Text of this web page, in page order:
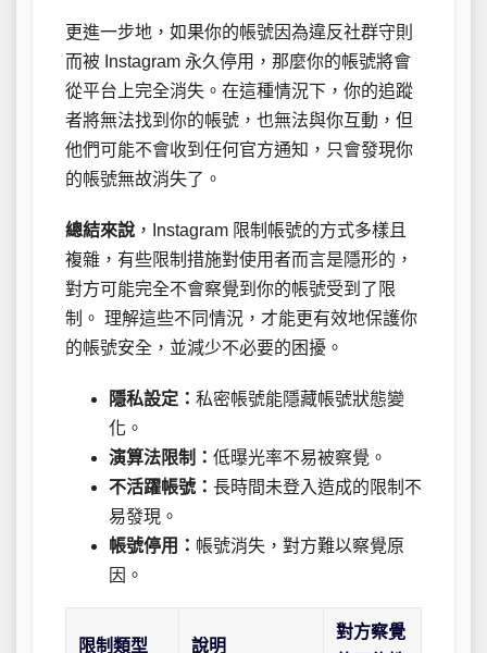
更進一步地，如果你的帳號因為違反社群守則
而被 Instagram 永久停用，那麼你的帳號將會
從平台上完全消失。在這種情況下，你的追蹤
者將無法找到你的帳號，也無法與你互動，但
他們可能不會收到任何官方通知，只會發現你
的帳號無故消失了。
總結來說 ，Instagram 限制帳號的方式多樣且
複雜，有些限制措施對使用者而言是隱形的，
對方可能完全不會察覺到你的帳號受到了限
制。 理解這些不同情況，才能更有效地保護你
的帳號安全，並減少不必要的困擾。
隱私設定： 私密帳號能隱藏帳號狀態變
化。
演算法限制： 低曝光率不易被察覺。
不活躍帳號： 長時間未登入造成的限制不
易發現。
帳號停用： 帳號消失，對方難以察覺原
因。
限制類型 說明
對方察覺